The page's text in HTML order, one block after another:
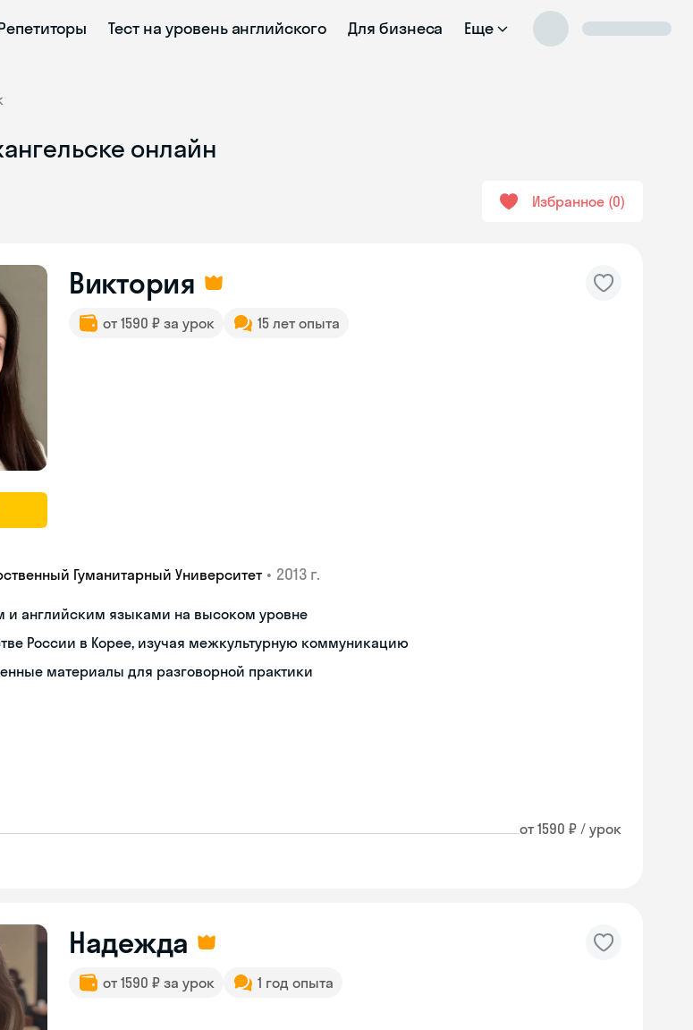
Тест на уровень английского Для бизнеса Еще
онлайн
Избранное 0
Виктория
от 1590 ₽ за урок 15 лет опыта
Гуманитарный Университет • 2013 г.
и английским языками на высоком уровне
России в Корее, изучая межкультурную коммуникацию
материалы для разговорной практики
от 1590 ₽ / урок
Надежда
от 1590 ₽ за урок 1 год опыта